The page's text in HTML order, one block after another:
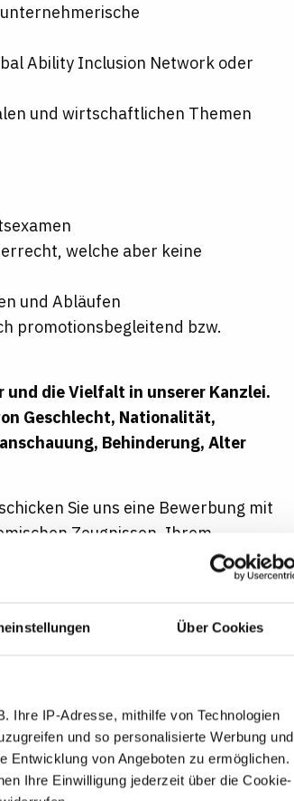
Über Cookies
Ihre IP-Adresse, mithilfe von Technologien
und so personalisierte Werbung und
Entwicklung von Angeboten zu ermöglichen.
Ihre Einwilligung jederzeit über die Cookie-
Ability Inclusion Network oder
und wirtschaftlichen Themen
welche aber keine
und Abläufen
promotionsbegleitend bzw.
die Vielfalt in unserer Kanzlei.
Geschlecht, Nationalität,
Behinderung, Alter
Sie uns eine Bewerbung mit
Zeugnissen, Ihrem
zu – wir freuen uns auf Sie!
Unsere Kolleg*innen helfen Ihnen